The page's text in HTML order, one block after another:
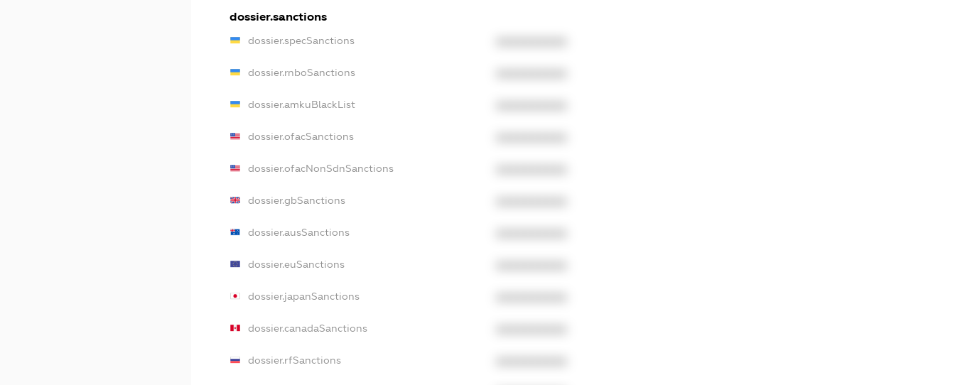
dossier.sanctions
dossier.specSanctions
dossier.rnboSanctions
dossier.amkuBlackList
dossier.ofacSanctions
dossier.ofacNonSdnSanctions
dossier.gbSanctions
dossier.ausSanctions
dossier.euSanctions
dossier.japanSanctions
dossier.canadaSanctions
dossier.rfSanctions